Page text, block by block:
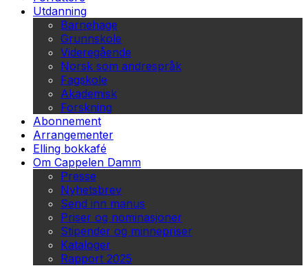
Utdanning
Barnehage
Grunnskole
Videregående
Norsk som andrespråk
Fagskole
Akademisk
Forskning
Abonnement
Arrangementer
Elling bokkafé
Om Cappelen Damm
Presse
Nyhetsbrev
Send inn manus
Priser og nominasjoner
Stipender og minnepriser
Kataloger
Rapport 2025